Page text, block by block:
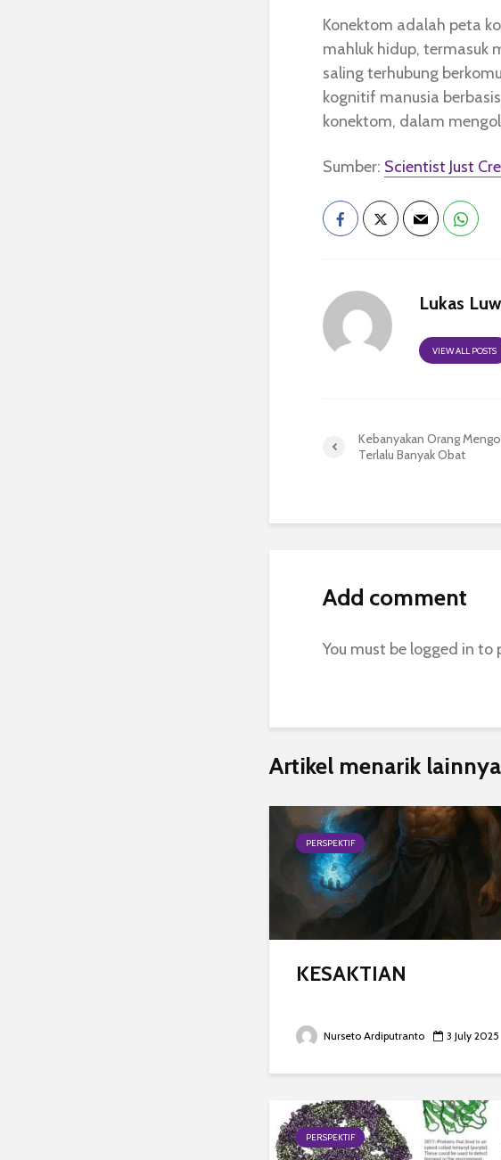
Konektom adalah peta
mahluk hidup, termasuk
saling terhubung
kognitif manusia
konektom, dalam
Sumber: Scientist Just
Lukas
VIEW ALL POSTS
Kebanyakan Orang
Terlalu Banyak Obat
Add comment
You must be logged in to
Artikel menarik lainnya
PERSPEKTIF
KESAKTIAN
Nurseto Ardiputranto 3 July 2025
PERSPEKTIF